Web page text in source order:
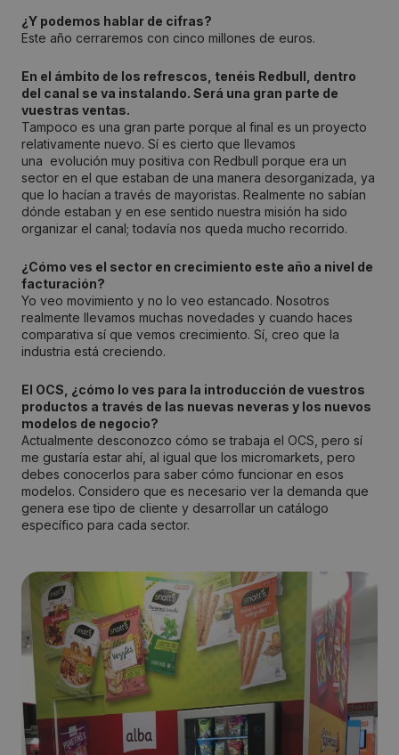
¿Y podemos hablar de cifras?
Este año cerraremos con cinco millones de euros.
En el ámbito de los refrescos, tenéis Redbull, dentro
del canal se va instalando. Será una gran parte de
vuestras ventas.
Tampoco es una gran parte porque al final es un proyecto
relativamente nuevo. Sí es cierto que llevamos
una evolución muy positiva con Redbull porque era un
sector en el que estaban de una manera desorganizada, ya
que lo hacían a través de mayoristas. Realmente no sabían
dónde estaban y en ese sentido nuestra misión ha sido
organizar el canal; todavía nos queda mucho recorrido.
¿Cómo ves el sector en crecimiento este año a nivel de
facturación?
Yo veo movimiento y no lo veo estancado. Nosotros
realmente llevamos muchas novedades y cuando haces
comparativa sí que vemos crecimiento. Sí, creo que la
industria está creciendo.
El OCS, ¿cómo lo ves para la introducción de vuestros
productos a través de las nuevas neveras y los nuevos
modelos de negocio?
Actualmente desconozco cómo se trabaja el OCS, pero sí
me gustaría estar ahí, al igual que los micromarkets, pero
debes conocerlos para saber cómo funcionar en esos
modelos. Considero que es necesario ver la demanda que
genera ese tipo de cliente y desarrollar un catálogo
específico para cada sector.